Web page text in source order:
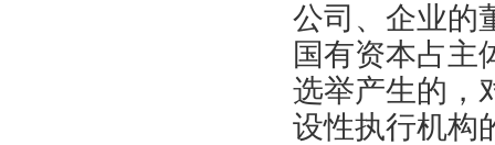
公司、企业的
国有资本占主
选举产生的，
设性执行机构